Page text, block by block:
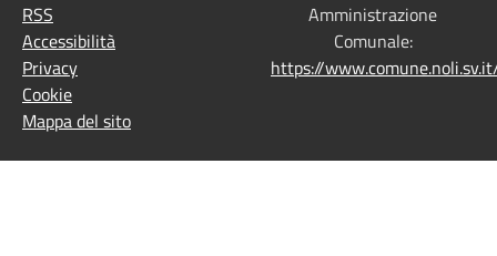
RSS
Accessibilità
Privacy
Cookie
Mappa del sito
Amministrazione
Comunale:
https://